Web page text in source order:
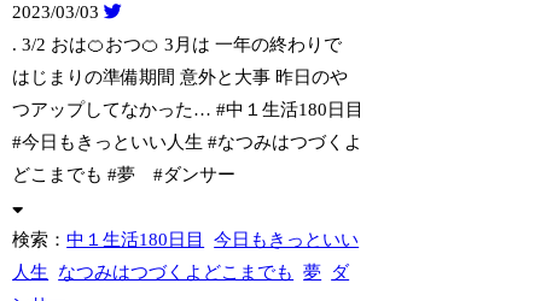
2023/03/03
. 3/2 おは🍊おつ🍊 3月は 一年の終わりで
はじまりの準備期間 意外と 大事 昨日のや
つアップしてなかった… #中１生活180日目
#今日もきっといい人生 #なつみはつづくよ
どこまでも #夢 #ダンサー
検索：中１生活180日目
今日もきっといい
人生
なつみはつづくよどこまでも 夢
ダ